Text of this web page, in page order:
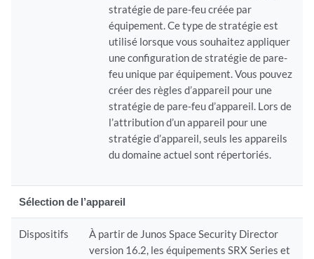
stratégie de pare-feu créée par
équipement. Ce type de stratégie est
utilisé lorsque vous souhaitez appliquer
une configuration de stratégie de pare-
feu unique par équipement. Vous pouvez
créer des règles d’appareil pour une
stratégie de pare-feu d’appareil. Lors de
l’attribution d’un appareil pour une
stratégie d’appareil, seuls les appareils
du domaine actuel sont répertoriés.
Sélection de l’appareil
Dispositifs
À partir de Junos Space Security Director
version 16.2, les équipements SRX Series et